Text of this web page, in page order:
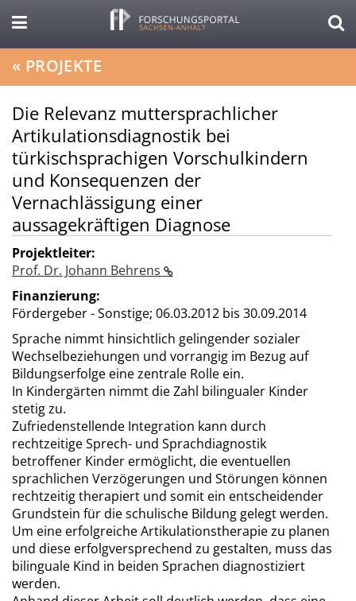
« PROJEKTE
Die Relevanz muttersprachlicher
Artikulationsdiagnostik bei
türkischsprachigen Vorschulkindern
und Konsequenzen der
Vernachlässigung einer
aussagekräftigen Diagnose
Projektleiter:
Prof. Dr. Johann Behrens
Finanzierung:
Fördergeber - Sonstige; 06.03.2012 bis 30.09.2014
Sprache nimmt hinsichtlich gelingender sozialer
Wechselbeziehungen und vorrangig im Bezug auf
Bildungserfolge eine zentrale Rolle ein.
In Kindergärten nimmt die Zahl bilingualer Kinder
stetig zu.
Zufriedenstellende Integration kann durch
rechtzeitige Sprech- und Sprachdiagnostik
betroffener Kinder ermöglicht, die eventuellen
sprachlichen Verzögerungen und Störungen können
rechtzeitig therapiert und somit ein entscheidender
Grundstein für die schulische Bildung gelegt werden.
Um eine erfolgreiche Artikulationstherapie zu planen
und diese erfolgversprechend zu gestalten, muss das
bilinguale Kind in beiden Sprachen diagnostiziert
werden.